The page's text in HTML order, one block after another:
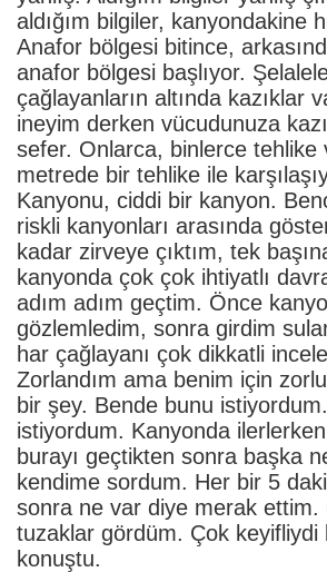
aldığım bilgiler, kanyondakine
Anafor bölgesi bitince,
anafor bölgesi başlıyor.
çağlayanların altında kazıklar
ineyim derken vücudunuza
sefer. Onlarca, binlerce tehlike
metrede bir tehlike ile
Kanyonu, ciddi bir kanyon.
riskli kanyonları arasında
kadar zirveye çıktım, tek
kanyonda çok çok ihtiyatlı
adım adım geçtim. Önce
gözlemledim, sonra girdim
har çağlayanı çok dikkatli
Zorlandım ama benim için
bir şey. Bende bunu
istiyordum. Kanyonda
burayı geçtikten sonra başka
kendime sordum. Her bir 5
sonra ne var diye merak ettim.
tuzaklar gördüm. Çok keyifliydi
konuştu.